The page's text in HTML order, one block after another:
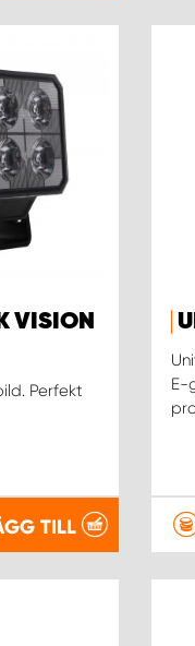
VISION
Perfekt
TILL
E-